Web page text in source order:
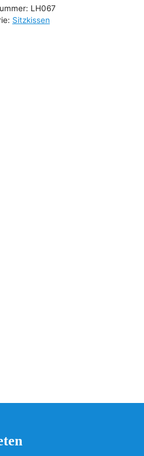
LH067
Sitzkissen